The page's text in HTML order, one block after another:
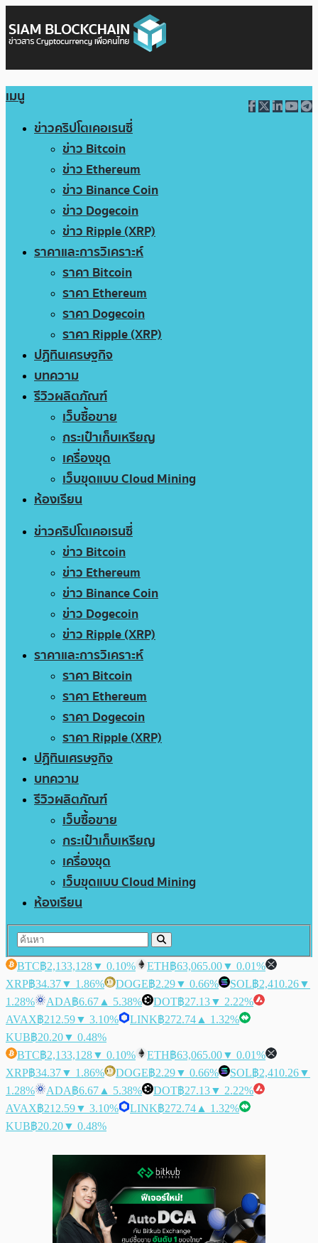
เมนู
ข่าวคริปโตเคอเรนซี่
ข่าว Bitcoin
ข่าว Ethereum
ข่าว Binance Coin
ข่าว Dogecoin
ข่าว Ripple (XRP)
ราคาและการวิเคราะห์
ราคา Bitcoin
ราคา Ethereum
ราคา Dogecoin
ราคา Ripple (XRP)
ปฏิทินเศรษฐกิจ
บทความ
รีวิวผลิตภัณฑ์
เว็บซื้อขาย
กระเป๋าเก็บเหรียญ
เครื่องขุด
เว็บขุดแบบ Cloud Mining
ห้องเรียน
ข่าวคริปโตเคอเรนซี่
ข่าว Bitcoin
ข่าว Ethereum
ข่าว Binance Coin
ข่าว Dogecoin
ข่าว Ripple (XRP)
ราคาและการวิเคราะห์
ราคา Bitcoin
ราคา Ethereum
ราคา Dogecoin
ราคา Ripple (XRP)
ปฏิทินเศรษฐกิจ
บทความ
รีวิวผลิตภัณฑ์
เว็บซื้อขาย
กระเป๋าเก็บเหรียญ
เครื่องขุด
เว็บขุดแบบ Cloud Mining
ห้องเรียน
BTC฿2,133,128▼ 0.10% ETH฿63,065.00▼ 0.01%
XRP฿34.37▼ 1.86% DOGE฿2.29▼ 0.66% SOL฿2,410.26▼
1.28%
ADA฿6.67 ▲ 5.38% DOT฿27.13▼ 2.22%
AVAX฿212.59▼ 3.10% LINK฿272.74 ▲ 1.32%
KUB฿20.20▼ 0.48%
BTC฿2,133,128▼ 0.10% ETH฿63,065.00▼ 0.01%
XRP฿34.37▼ 1.86% DOGE฿2.29▼ 0.66% SOL฿2,410.26▼
1.28%
ADA฿6.67 ▲ 5.38% DOT฿27.13▼ 2.22%
AVAX฿212.59▼ 3.10% LINK฿272.74 ▲ 1.32%
KUB฿20.20▼ 0.48%